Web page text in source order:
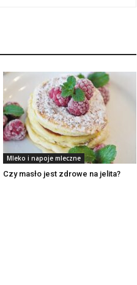
Mleko i napoje mleczne
Czy masło jest zdrowe na jelita?